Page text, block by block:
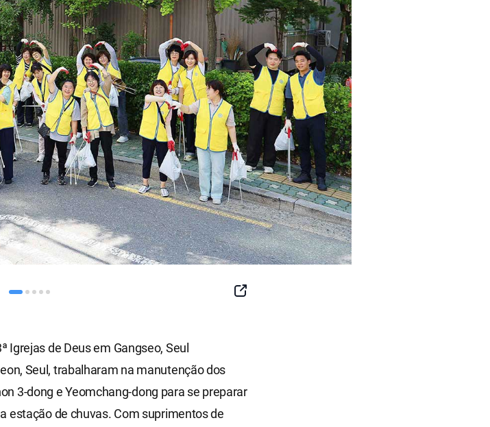
SNS
Igrejas de Deus em Gangseo, Seul
Seul, trabalharam na manutenção dos
3-dong e Yeomchang-dong para se preparar
estação de chuvas. Com suprimentos de